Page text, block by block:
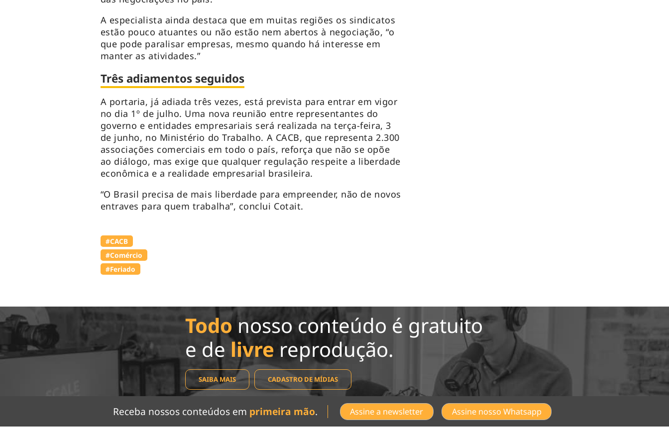
A especialista ainda destaca que em muitas regiões os sindicatos
estão pouco atuantes ou não estão nem abertos à negociação, “o
que pode paralisar empresas, mesmo quando há interesse em
manter as atividades.”
Três adiamentos seguidos
A portaria, já adiada três vezes, está prevista para entrar em vigor
no dia 1º de julho. Uma nova reunião entre representantes do
governo e entidades empresariais será realizada na terça-feira, 3
de junho, no Ministério do Trabalho. A CACB, que representa 2.300
associações comerciais em todo o país, reforça que não se opõe
ao diálogo, mas exige que qualquer regulação respeite a liberdade
econômica e a realidade empresarial brasileira.
“O Brasil precisa de mais liberdade para empreender, não de novos
entraves para quem trabalha”, conclui Cotait.
#⁠CACB
#Comércio
#Feriado
Todonosso conteúdo é gratuito
e de livre reprodução.
SAIBA MAIS CADASTRO DE MÍDIAS
Receba nossos conteúdos em primeira mão. Assine a newsletter Assine nosso Whatsapp